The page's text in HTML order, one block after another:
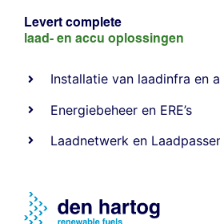
Levert complete
laad- en accu oplossingen
Installatie van laadinfra en
Energiebeheer en ERE’s
Laadnetwerk en